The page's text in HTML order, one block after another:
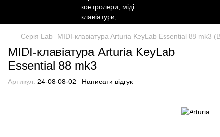
Серія Lab MIDI-клавіатура Arturia KeyLab Essential 88 mk3
MIDI-клавіатура Arturia KeyLab
Essential 88 mk3
Артикул: 24-08-08-02 Написати відгук